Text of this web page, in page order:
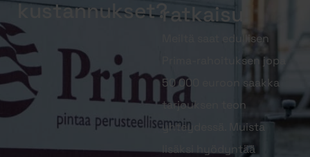
kustannukset?ratkaisu!
Meiltä saat edullisen
Prima-rahoituksen jopa
50 000 euroon saakka
tarjouksen teon
yhteydessä. Muista
lisäksi hyödyntää